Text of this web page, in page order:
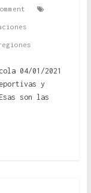
04/01/2021
y
son las